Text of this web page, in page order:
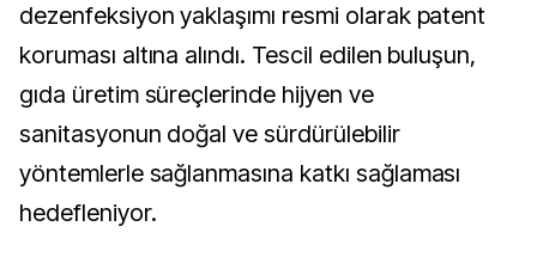
dezenfeksiyon yaklaşımı resmi olarak patent
koruması altına alındı. Tescil edilen buluşun,
gıda üretim süreçlerinde hijyen ve
sanitasyonun doğal ve sürdürülebilir
yöntemlerle sağlanmasına katkı sağlaması
hedefleniyor.